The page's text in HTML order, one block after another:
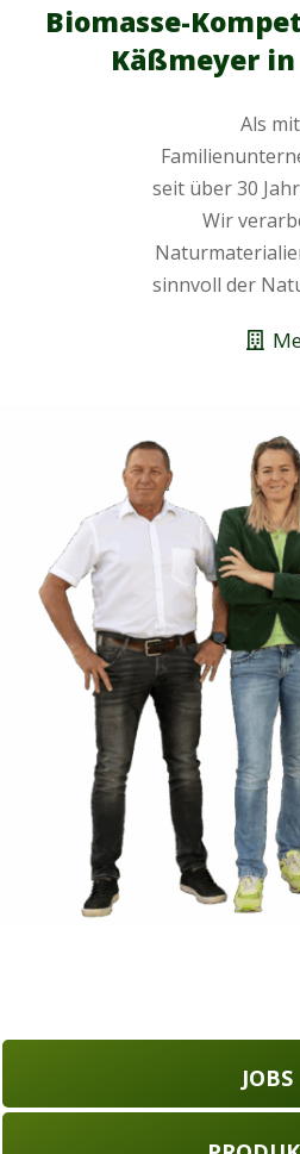
Biomasse-
Käßmeyer
Als
seit über 30
Wir
sinnvoll der
JOBS